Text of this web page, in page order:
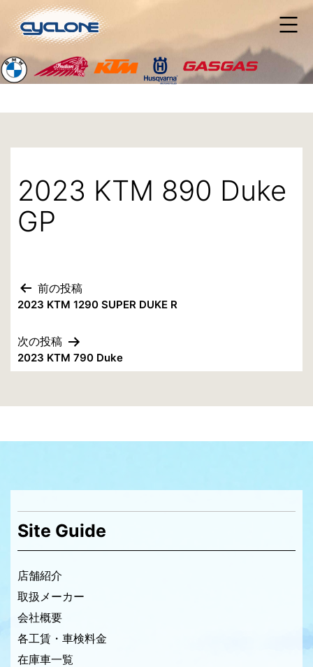
ン
ン
ツ
2023 KTM 890 Duke
GP
投
ナ
ゲ
ー
ョ
ン
前の投稿
2023 KTM 1290 SUPER DUKE R
次の投稿
2023 KTM 790 Duke
Site Guide
店舗紹介
取扱メーカー
会社概要
各工賃・車検料金
在庫車一覧